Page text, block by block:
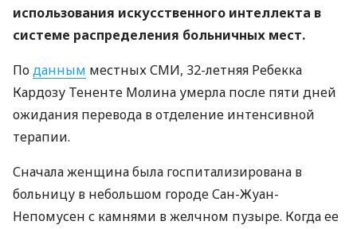
использования искусственного интеллекта в
системе распределения больничных мест.
Поданным местных СМИ, 32-летняя Ребекка
Кардозу Тененте Молина умерла после пяти дней
ожидания перевода в отделение интенсивной
терапии.
Сначала женщина была госпитализирована в
больницу в небольшом городе Сан-Жуан-
Непомусен с камнями в желчном пузыре. Когда ее